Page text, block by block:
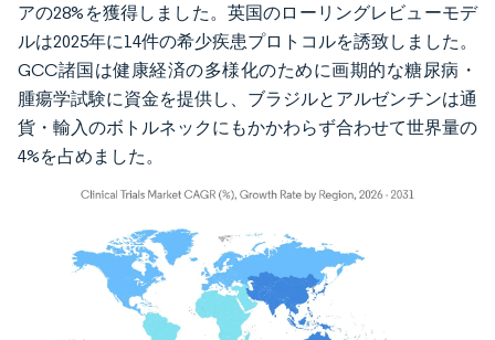
アの28%を獲得しました。英国のローリングレビューモデ
ルは2025年に14件の希少疾患プロトコルを誘致しました。
GCC諸国は健康経済の多様化のために画期的な糖尿病・
腫瘍学試験に資金を提供し、ブラジルとアルゼンチンは通
貨・輸入のボトルネックにもかかわらず合わせて世界量の
4%を占めました。